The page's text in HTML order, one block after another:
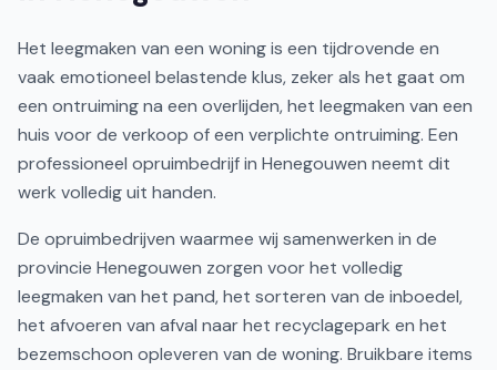
Het leegmaken van een woning is een tijdrovende en
vaak emotioneel belastende klus, zeker als het gaat om
een ontruiming na een overlijden, het leegmaken van een
huis voor de verkoop of een verplichte ontruiming. Een
professioneel opruimbedrijf in Henegouwen neemt dit
werk volledig uit handen.
De opruimbedrijven waarmee wij samenwerken in de
provincie Henegouwen zorgen voor het volledig
leegmaken van het pand, het sorteren van de inboedel,
het afvoeren van afval naar het recyclagepark en het
bezemschoon opleveren van de woning. Bruikbare items